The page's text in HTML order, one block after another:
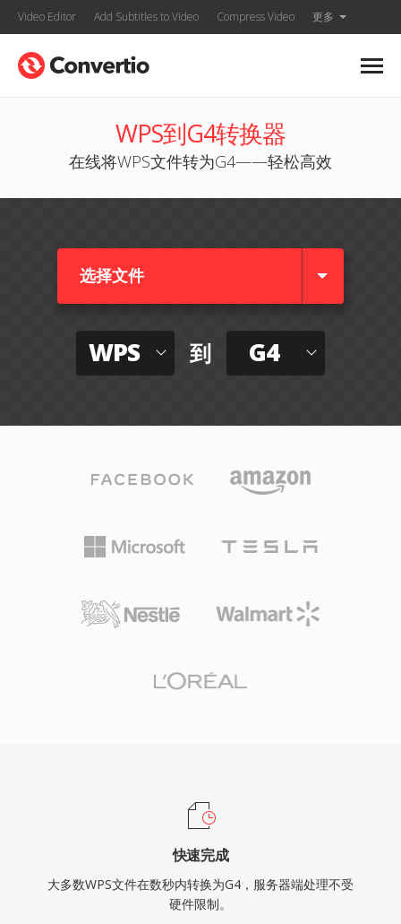
Video Editor Add Subtitles to Video Compress Video 更多
WPS到G4转换器
在线将WPS文件转为G4——轻松高效
选择文件
WPS 到 G4
快速完成
大多数WPS文件在数秒内转换为G4，服务器端处理不受
硬件限制。